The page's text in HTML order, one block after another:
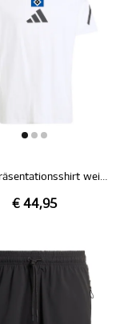
adidas Präsentationsshirt weiß 26/27
€ 44,95